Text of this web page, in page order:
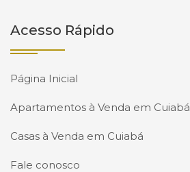
Acesso Rápido
Página Inicial
Apartamentos à Venda em Cuiabá
Casas à Venda em Cuiabá
Fale conosco